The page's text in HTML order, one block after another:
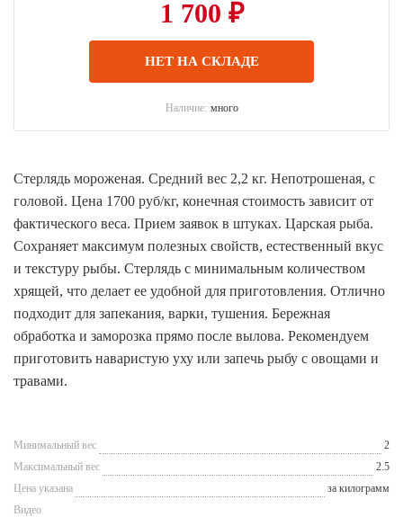
1 700 ₽
НЕТ НА СКЛАДЕ
Наличие: много
Стерлядь мороженая. Средний вес 2,2 кг. Непотрошеная, с
головой. Цена 1700 руб/кг, конечная стоимость зависит от
фактического веса. Прием заявок в штуках. Царская рыба.
Сохраняет максимум полезных свойств, естественный вкус
и текстуру рыбы. Стерлядь с минимальным количеством
хрящей, что делает ее удобной для приготовления. Отлично
подходит для запекания, варки, тушения. Бережная
обработка и заморозка прямо после вылова. Рекомендуем
приготовить наваристую уху или запечь рыбу с овощами и
травами.
Минимальный вес
2
Максимальный вес
2.5
Цена указана
за килограмм
Видео